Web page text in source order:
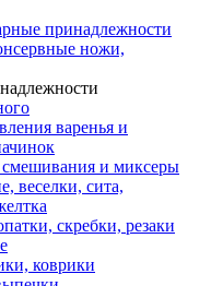
принадлежности
ножи,
варенья и
смешивания и миксеры
веселки, сита,
скребки, резаки
коврики